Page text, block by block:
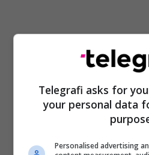
Telegrafi asks for
your personal data
Personalised advertising